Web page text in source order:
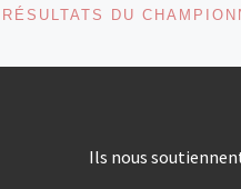
LISTE DES ARTICLES
Ils nous